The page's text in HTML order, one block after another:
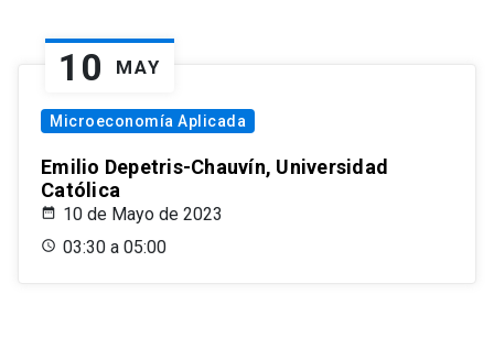
10 MAY
Microeconomía Aplicada
Emilio Depetris-Chauvín, Universidad
Católica
10 de Mayo de 2023
03:30 a 05:00